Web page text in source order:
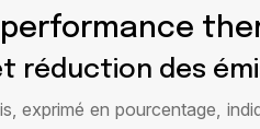
réduction des
exprimé en pourcentage,